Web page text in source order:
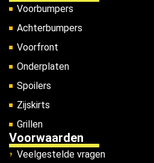
Voorbumpers
Achterbumpers
Voorfront
Onderplaten
Spoilers
Zijskirts
Grillen
Voorwaarden
Veelgestelde vragen